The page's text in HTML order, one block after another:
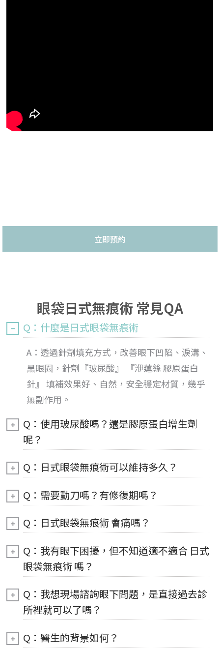
立即預約
眼袋日式無痕術 常見QA
Q：什麼是日式眼袋無痕術
A：透過針劑填充方式，改善眼下凹陷、淚溝、
黑眼圈，針劑『玻尿酸』 『洢蓮絲 膠原蛋白
針』 填補效果好、自然，安全穩定材質，幾乎
無副作用。
Q：使用玻尿酸嗎？還是膠原蛋白增生劑
呢？
Q：日式眼袋無痕術可以維持多久？
Q：需要動刀嗎？有修復期嗎？
Q：日式眼袋無痕術 會痛嗎？
Q：我有眼下困擾，但不知道適不適合 日式
眼袋無痕術 嗎？
Q：我想現場諮詢眼下問題，是直接過去診
所裡就可以了嗎？
Q：醫生的背景如何？